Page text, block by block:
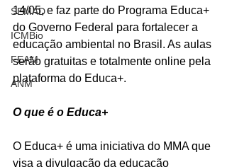
SEMAD
ICMBio
FEAM
ANM
14/05, e faz parte do Programa Educa+
do Governo Federal para fortalecer a
educação ambiental no Brasil. As aulas
serão gratuitas e totalmente online pela
plataforma do Educa+.
O que é o Educa+
O Educa+ é uma iniciativa do MMA que
visa a divulgação da educação